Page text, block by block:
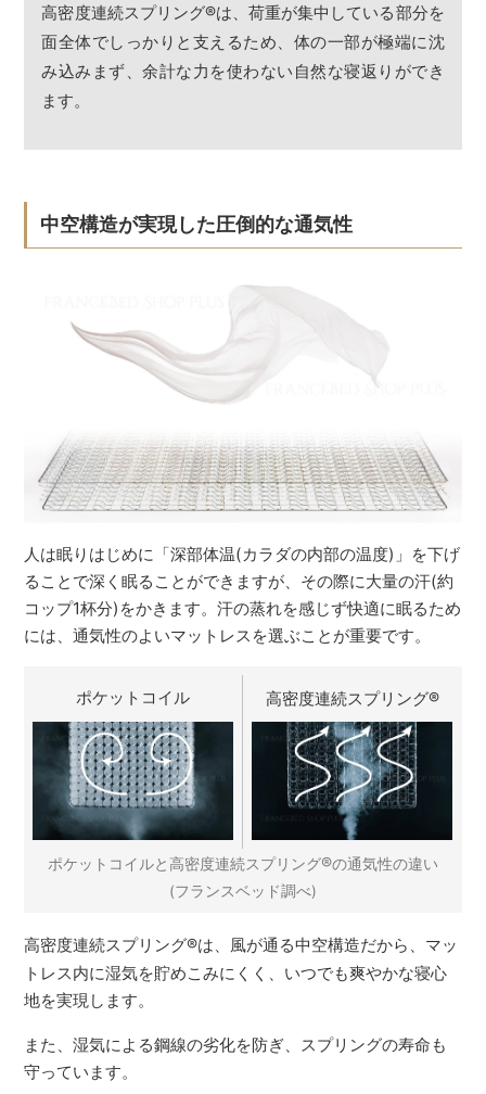
高密度連続スプリング®は、荷重が集中している部分を
面全体でしっかりと支えるため、体の一部が極端に沈
み込みまず、余計な力を使わない自然な寝返りができ
ます。
中空構造が実現した圧倒的な通気性
人は眠りはじめに「深部体温(カラダの内部の温度)」を下げ
ることで深く眠ることができますが、その際に大量の汗(約
コップ1杯分)をかきます。汗の蒸れを感じず快適に眠るため
には、通気性のよいマットレスを選ぶことが重要です。
ポケットコイル 高密度連続スプリング®
ポケットコイルと高密度連続スプリング®の通気性の違い
(フランスベッド調べ)
高密度連続スプリング®は、風が通る中空構造だから、マッ
トレス内に湿気を貯めこみにくく、いつでも爽やかな寝心
地を実現します。
また、湿気による鋼線の劣化を防ぎ、スプリングの寿命も
守っています。